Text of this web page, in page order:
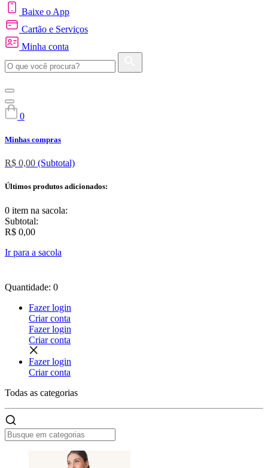
Baixe o App
Cartão e Serviços
Minha conta
0
Minhas compras
R$ 0,00 (Subtotal)
Últimos produtos adicionados:
0 item na sacola:
Subtotal:
R$ 0,00
Ir para a sacola
Quantidade: 0
Fazer login
Criar conta
Fazer login
Criar conta
Fazer login
Criar conta
Todas as categorias